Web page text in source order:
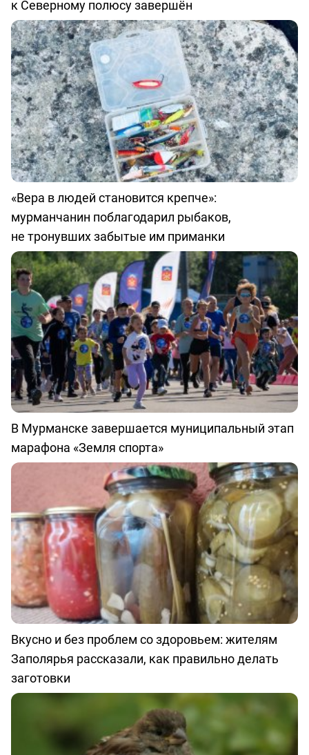
к Северному полюсу завершён
«Вера в людей становится крепче»:
мурманчанин поблагодарил рыбаков,
не тронувших забытые им приманки
В Мурманске завершается муниципальный этап
марафона «Земля спорта»
Вкусно и без проблем со здоровьем: жителям
Заполярья рассказали, как правильно делать
заготовки